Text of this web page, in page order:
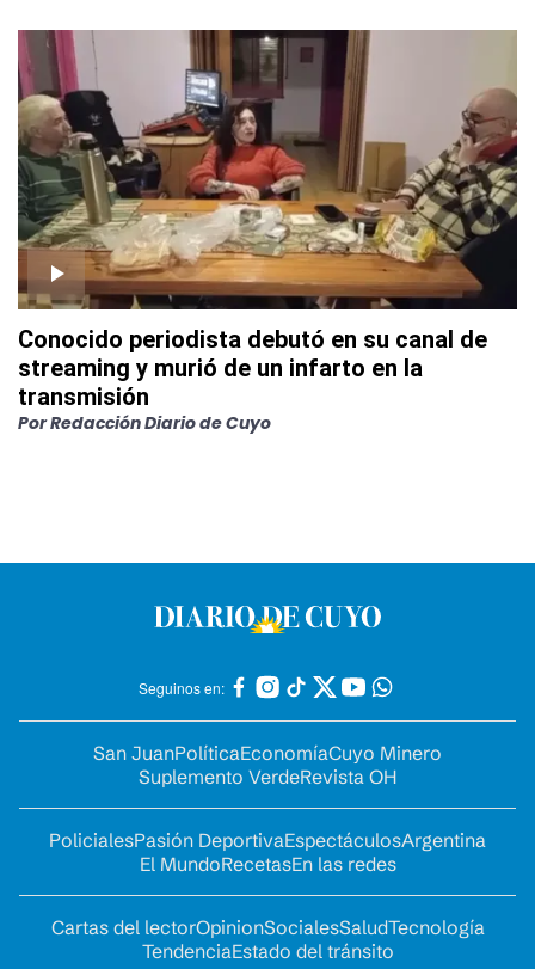
Conocido periodista debutó en su canal de
streaming y murió de un infarto en la
transmisión
PorRedacción Diario de Cuyo
Seguinos en:
San JuanPolíticaEconomíaCuyo Minero
Suplemento VerdeRevista OH
PolicialesPasión DeportivaEspectáculosArgentina
El MundoRecetasEn las redes
Cartas del lectorOpinionSocialesSaludTecnología
TendenciaEstado del tránsito